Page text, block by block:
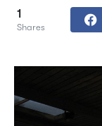
1
Shares